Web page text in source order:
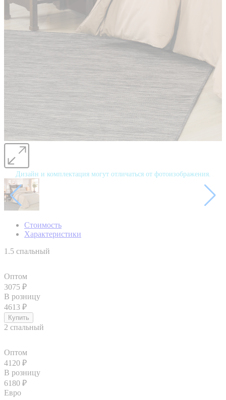
Дизайн и комплектация могут отличаться от фотоизображения.
Стоимость
Характеристики
1.5 спальный
Оптом
3075 ₽
В розницу
4613 ₽
2 спальный
Оптом
4120 ₽
В розницу
6180 ₽
Евро